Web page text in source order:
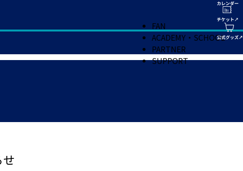
FAN
ACADEMY・SCHOOL
PARTNER
SUPPORT